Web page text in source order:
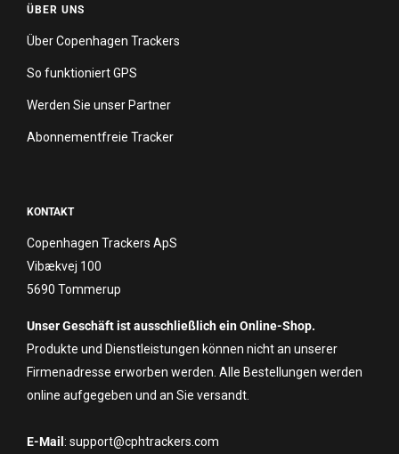
ÜBER UNS
Über Copenhagen Trackers
So funktioniert GPS
Werden Sie unser Partner
Abonnementfreie Tracker
KONTAKT
Copenhagen Trackers ApS
Vibækvej 100
5690 Tommerup
Unser Geschäft ist ausschließlich ein Online-Shop.
Produkte und Dienstleistungen können nicht an unserer
Firmenadresse erworben werden. Alle Bestellungen werden
online aufgegeben und an Sie versandt.
E-Mail : support@cphtrackers.com